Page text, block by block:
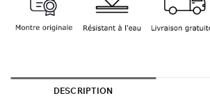
DESCRIPTION